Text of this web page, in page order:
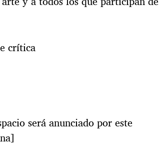
crítica
será anunciado por este